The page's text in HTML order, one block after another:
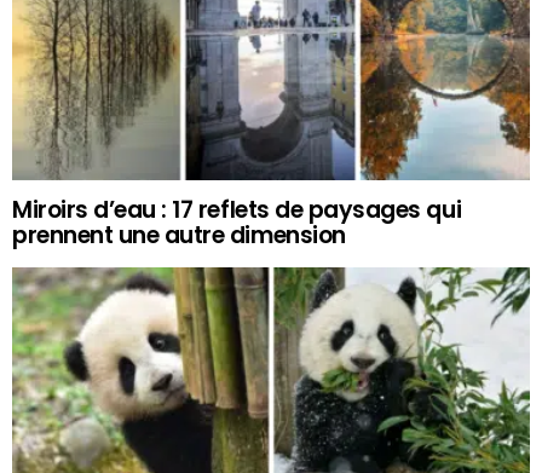
Miroirs d’eau : 17 reflets de paysages qui
prennent une autre dimension